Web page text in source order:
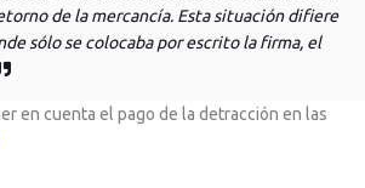
de la mercancía. Esta situación difiere
sólo se colocaba por escrito la firma, el
en cuenta el pago de la detracción en las